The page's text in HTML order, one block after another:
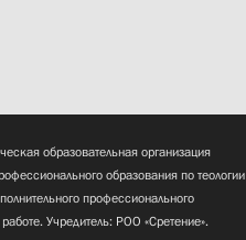
образовательная организация
образования по теологии
профессионального
Учредитель: РОО «Сретение».